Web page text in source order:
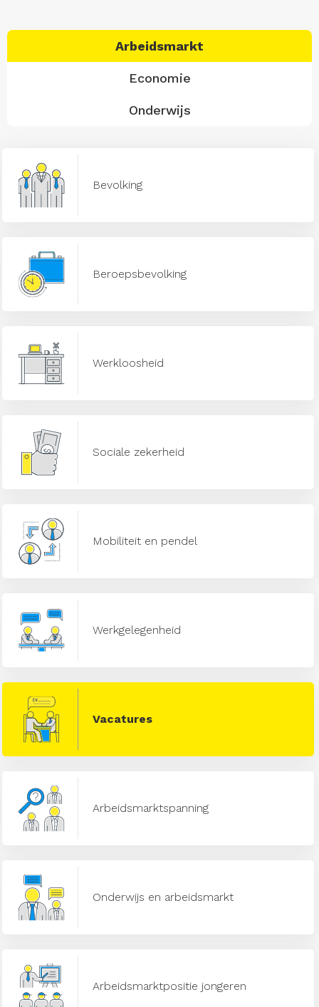
Arbeidsmarkt
Economie
Onderwijs
Bevolking
Beroepsbevolking
Werkloosheid
Sociale zekerheid
Mobiliteit en pendel
Werkgelegenheid
Vacatures
Arbeidsmarktspanning
Onderwijs en arbeidsmarkt
Arbeidsmarktpositie jongeren